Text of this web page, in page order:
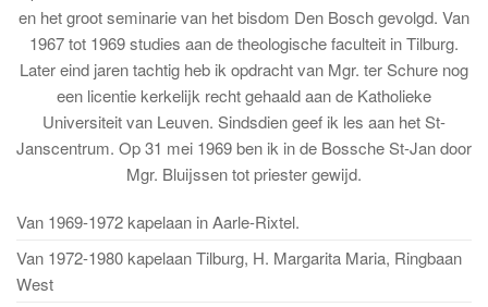
en het groot seminarie van het bisdom Den Bosch gevolgd. Van
1967 tot 1969 studies aan de theologische faculteit in Tilburg.
Later eind jaren tachtig heb ik opdracht van Mgr. ter Schure nog
een licentie kerkelijk recht gehaald aan de Katholieke
Universiteit van Leuven. Sindsdien geef ik les aan het St-
Janscentrum. Op 31 mei 1969 ben ik in de Bossche St-Jan door
Mgr. Bluijssen tot priester gewijd.
Van 1969-1972 kapelaan in Aarle-Rixtel.
Van 1972-1980 kapelaan Tilburg, H. Margarita Maria, Ringbaan
West